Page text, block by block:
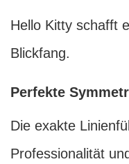
Hello Kitty schafft
Blickfang.
Perfekte
Die exakte
Professionalität